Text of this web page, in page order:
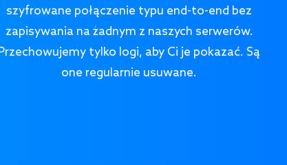
szyfrowane połączenie typu end-to-end bez
zapisywania na żadnym z naszych serwerów.
tylko logi, aby Ci je pokazać. Są
one regularnie usuwane.